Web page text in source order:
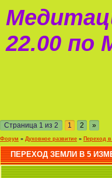
22.00 по
Страница 1 из 2 1 2 »
Форум » Духовное развитие » Переход
ПЕРЕХОД ЗЕМЛИ В 5